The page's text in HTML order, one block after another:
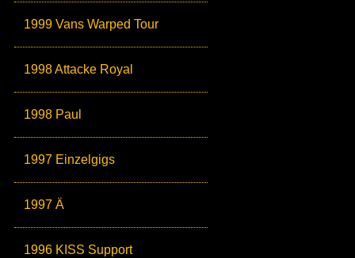
1999 Vans Warped Tour
1998 Attacke Royal
1998 Paul
1997 Einzelgigs
1997 Ä
1996 KISS Support